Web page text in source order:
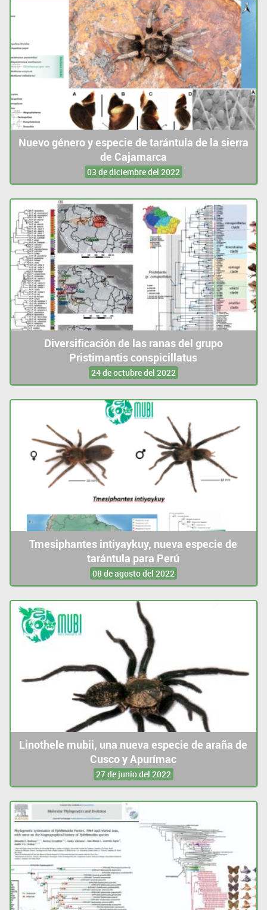
Nuevo género y especie de tarántula de la sierra
de Cajamarca
03 de diciembre del 2022
Diversificación de las ranas del grupo
Pristimantis conspicillatus
24 de octubre del 2022
Tmesiphantes intiyaykuy, nueva especie de
tarántula para Perú
08 de agosto del 2022
Linothele mubii, una nueva especie de araña de
Cusco y Apurímac
27 de junio del 2022